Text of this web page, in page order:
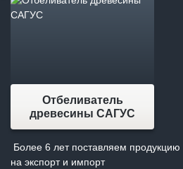
Отбеливатель
древесины САГУС
Более 6 лет поставляем продукцию
на экспорт и импорт